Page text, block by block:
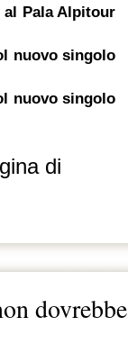
al Pala Alpitour
nuovo singolo
nuovo singolo
di
dovrebbe